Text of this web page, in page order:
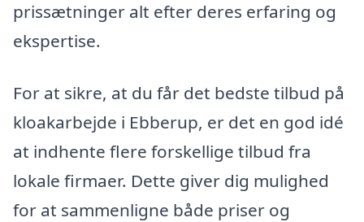
prissætninger alt efter deres erfaring og
ekspertise.
For at sikre, at du får det bedste tilbud på
kloakarbejde i Ebberup, er det en god idé
at indhente flere forskellige tilbud fra
lokale firmaer. Dette giver dig mulighed
for at sammenligne både priser og